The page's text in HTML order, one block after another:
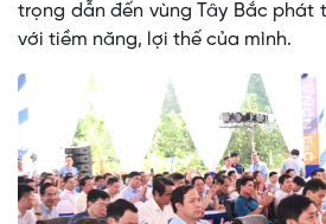
trọng dẫn đến vùng Tây Bắc phát
với tiềm năng, lợi thế của mình.